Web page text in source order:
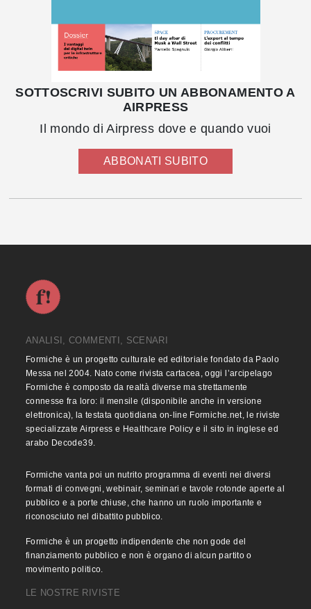
SOTTOSCRIVI SUBITO UN ABBONAMENTO A
AIRPRESS
Il mondo di Airpress dove e quando vuoi
ABBONATI SUBITO
ANALISI, COMMENTI, SCENARI
Formiche è un progetto culturale ed editoriale fondato da Paolo
Messa nel 2004. Nato come rivista cartacea, oggi l’arcipelago
Formiche è composto da realtà diverse ma strettamente
connesse fra loro: il mensile (disponibile anche in versione
elettronica), la testata quotidiana on-line Formiche.net, le riviste
specializzate Airpress e Healthcare Policy e il sito in inglese ed
arabo Decode39.
Formiche vanta poi un nutrito programma di eventi nei diversi
formati di convegni, webinair, seminari e tavole rotonde aperte al
pubblico e a porte chiuse, che hanno un ruolo importante e
riconosciuto nel dibattito pubblico.
Formiche è un progetto indipendente che non gode del
finanziamento pubblico e non è organo di alcun partito o
movimento politico.
LE NOSTRE RIVISTE